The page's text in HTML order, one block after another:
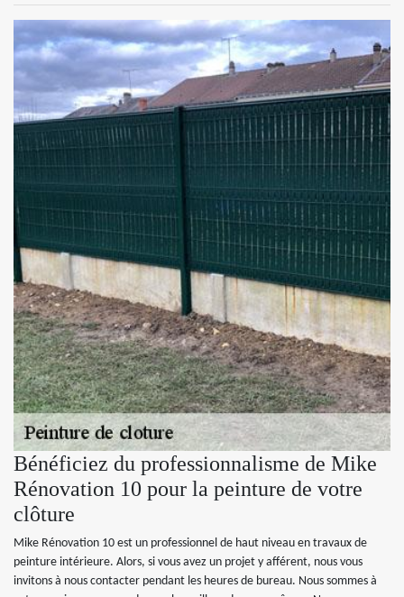
Bénéficiez du professionnalisme de Mike
Rénovation 10 pour la peinture de votre
clôture
Mike Rénovation 10 est un professionnel de haut niveau en travaux de
peinture intérieure. Alors, si vous avez un projet y afférent, nous vous
invitons à nous contacter pendant les heures de bureau. Nous sommes à